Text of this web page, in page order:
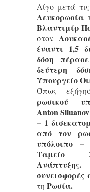
Λίγο μετά τις
Λευκορωσία
Βλαντιμίρ
στον
έναντι 1,5
δόση πέρασε
δεύτερη
Υπουργείο
Όπως
ρωσικού
Anton Siluanov
– 1
από τον
υπόλοιπο
Ταμείο
συνεισφορές
τη Ρωσία.